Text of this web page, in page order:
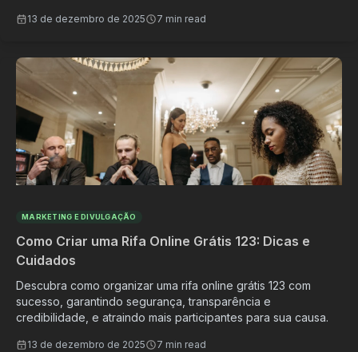
13 de dezembro de 2025 7 min read
MARKETING E DIVULGAÇÃO
Como Criar uma Rifa Online Grátis 123: Dicas e
Cuidados
Descubra como organizar uma rifa online grátis 123 com
sucesso, garantindo segurança, transparência e
credibilidade, e atraindo mais participantes para sua causa.
13 de dezembro de 2025 7 min read